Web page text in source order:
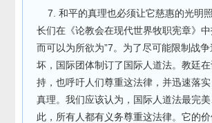
7. 和平的真理也必须让它慈惠的光明
长们在《论教会在现代世界牧职宪章》
而可以为所欲为”7。为了尽可能限制战
坏，国际团体制订了国际人道法。教廷
持，也呼吁人们尊重这法律，并迅速落
真理。我们应该认为，国际人道法最完
此，所有人都有义务尊重这法律。它的